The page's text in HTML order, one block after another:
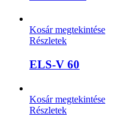
Kosár megtekintése
Részletek
ELS-V 60
Kosár megtekintése
Részletek